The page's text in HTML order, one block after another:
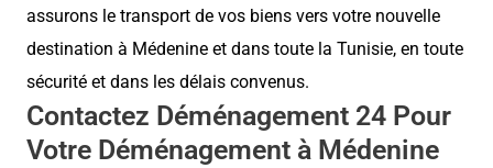
assurons le transport de vos biens vers votre nouvelle
destination à Médenine et dans toute la Tunisie, en toute
sécurité et dans les délais convenus.
Contactez Déménagement 24 Pour
Votre Déménagement à Médenine